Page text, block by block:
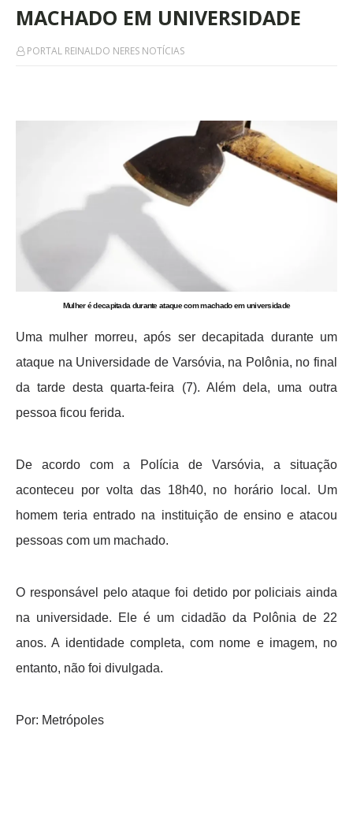
MACHADO EM UNIVERSIDADE
PORTAL REINALDO NERES NOTÍCIAS
Mulher é decapitada durante ataque com machado em universidade
Uma mulher morreu, após ser decapitada durante um
ataque na Universidade de Varsóvia, na Polônia, no final
da tarde desta quarta-feira (7). Além dela, uma outra
pessoa ficou ferida.
De acordo com a Polícia de Varsóvia, a situação
aconteceu por volta das 18h40, no horário local. Um
homem teria entrado na instituição de ensino e atacou
pessoas com um machado.
O responsável pelo ataque foi detido por policiais ainda
na universidade. Ele é um cidadão da Polônia de 22
anos. A identidade completa, com nome e imagem, no
entanto, não foi divulgada.
Por: Metrópoles